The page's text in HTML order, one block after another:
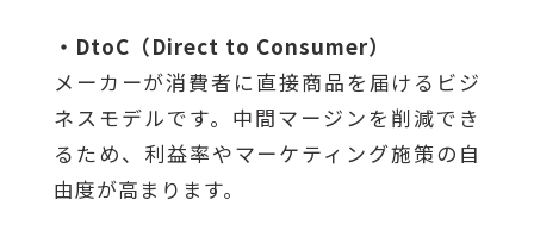
・DtoC（Direct to Consumer）
メーカーが消費者に直接商品を届けるビジ
ネスモデルです。中間マージンを削減でき
るため、利益率やマーケティング施策の自
由度が高まります。